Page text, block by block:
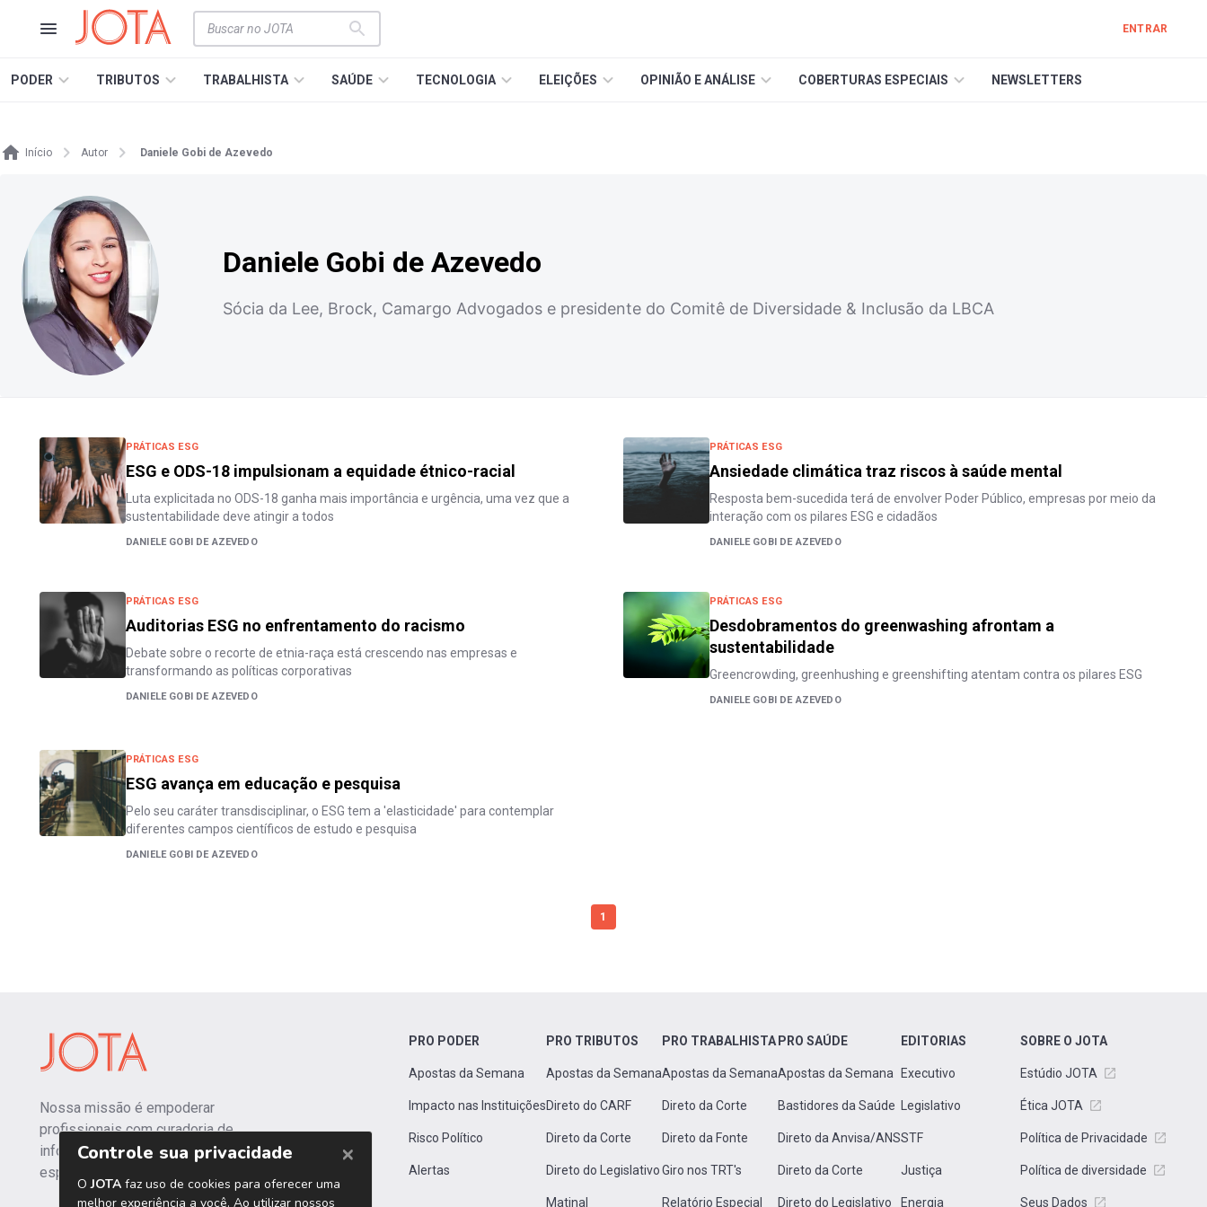
ENTRAR
PODER TRIBUTOS TRABALHISTA SAÚDE TECNOLOGIA ELEIÇÕES OPINIÃO E ANÁLISE COBERTURAS ESPECIAIS NEWSLETTERS
Início Autor Daniele Gobi de Azevedo
Daniele Gobi de Azevedo
Sócia da Lee, Brock, Camargo Advogados e presidente do Comitê de Diversidade & Inclusão da LBCA
PRÁTICAS ESG
ESG e ODS-18 impulsionam a equidade étnico-racial
Luta explicitada no ODS-18 ganha mais importância e urgência, uma vez que a
sustentabilidade deve atingir a todos
DANIELE GOBI DE AZEVEDO
PRÁTICAS ESG
Ansiedade climática traz riscos à saúde mental
Resposta bem-sucedida terá de envolver Poder Público, empresas por meio da
interação com os pilares ESG e cidadãos
DANIELE GOBI DE AZEVEDO
PRÁTICAS ESG
Auditorias ESG no enfrentamento do racismo
Debate sobre o recorte de etnia-raça está crescendo nas empresas e
transformando as políticas corporativas
DANIELE GOBI DE AZEVEDO
PRÁTICAS ESG
Desdobramentos do greenwashing afrontam a
sustentabilidade
Greencrowding, greenhushing e greenshifting atentam contra os pilares ESG
DANIELE GOBI DE AZEVEDO
PRÁTICAS ESG
ESG avança em educação e pesquisa
Pelo seu caráter transdisciplinar, o ESG tem a 'elasticidade' para contemplar
diferentes campos científicos de estudo e pesquisa
DANIELE GOBI DE AZEVEDO
1
Nossa missão é empoderar
profissionais com curadoria de
informações independentes e
especializadas.
PRO PODER
Apostas da Semana
Impacto nas Instituições
Risco Político
Alertas
PRO TRIBUTOS
Apostas da Semana
Direto do CARF
Direto da Corte
Direto do Legislativo
Matinal
PRO TRABALHISTA
Apostas da Semana
Direto da Corte
Direto da Fonte
Giro nos TRT's
Relatório Especial
PRO SAÚDE
Apostas da Semana
Bastidores da Saúde
Direto da Anvisa/ANS
Direto da Corte
Direto do Legislativo
EDITORIAS
Executivo
Legislativo
STF
Justiça
Energia
SOBRE O JOTA
Estúdio JOTA
Ética JOTA
Política de Privacidade
Política de diversidade
Seus Dados